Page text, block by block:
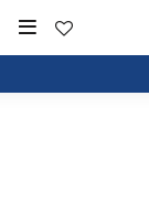
